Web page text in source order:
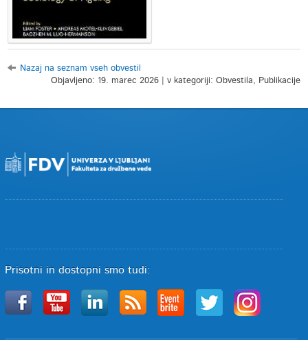
Nazaj na seznam vseh obvestil
Objavljeno: 19. marec 2026 | v kategoriji: Obvestila, Publikacije
Prisotni in dostopni smo tudi: